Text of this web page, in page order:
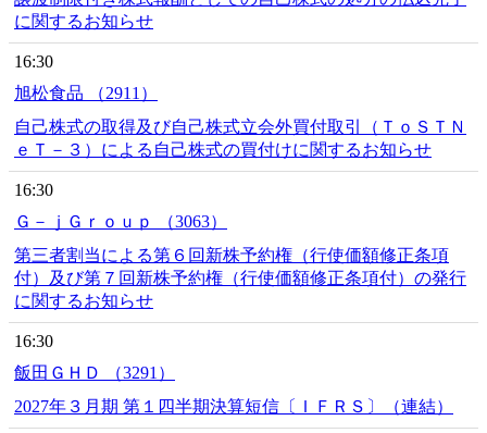
に関するお知らせ
16:30
旭松食品 （2911）
自己株式の取得及び自己株式立会外買付取引（ＴｏＳＴＮ
ｅＴ－３）による自己株式の買付けに関するお知らせ
16:30
Ｇ－ｊＧｒｏｕｐ （3063）
第三者割当による第６回新株予約権（行使価額修正条項
付）及び第７回新株予約権（行使価額修正条項付）の発行
に関するお知らせ
16:30
飯田ＧＨＤ （3291）
2027年３月期 第１四半期決算短信〔ＩＦＲＳ〕（連結）